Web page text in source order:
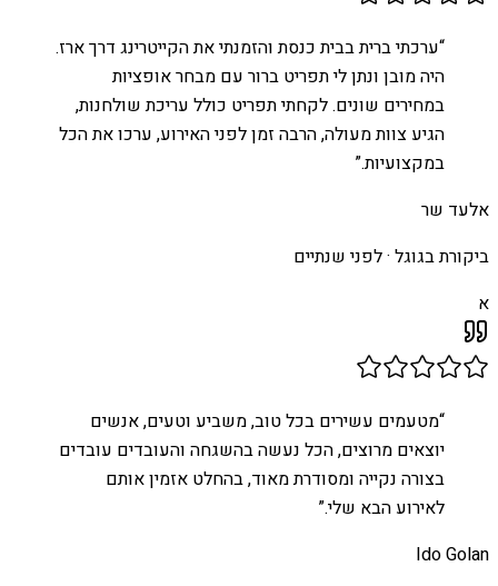
“ערכתי ברית בבית כנסת והזמנתי את הקייטרינג דרך ארז.
היה מובן ונתן לי תפריט ברור עם מבחר אופציות
במחירים שונים. לקחתי תפריט כולל עריכת שולחנות,
הגיע צוות מעולה, הרבה זמן לפני האירוע, ערכו את הכל
במקצועיות.”
אלעד שר
ביקורת בגוגל ·לפני שנתיים
א
“מטעמים עשירים בכל טוב, משביע וטעים, אנשים
יוצאים מרוצים, הכל נעשה בהשגחה והעובדים עובדים
בצורה נקייה ומסודרת מאוד, בהחלט אזמין אותם
לאירוע הבא שלי.”
Ido Golan